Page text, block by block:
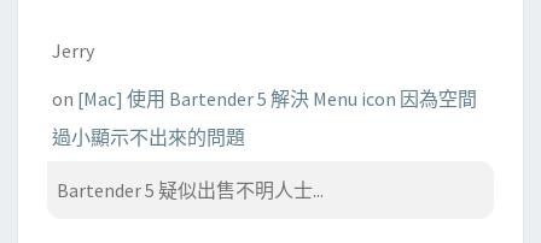
Jerry
on [Mac] 使用 Bartender 5 解決 Menu icon 因為空間
過小顯示不出來的問題
Bartender 5 疑似出售不明人士...